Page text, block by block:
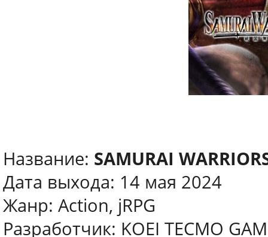
Название: SAMURAI
Дата выхода: 14 мая 2024
Жанр: Action, jRPG
Разработчик: KOEI TECMO